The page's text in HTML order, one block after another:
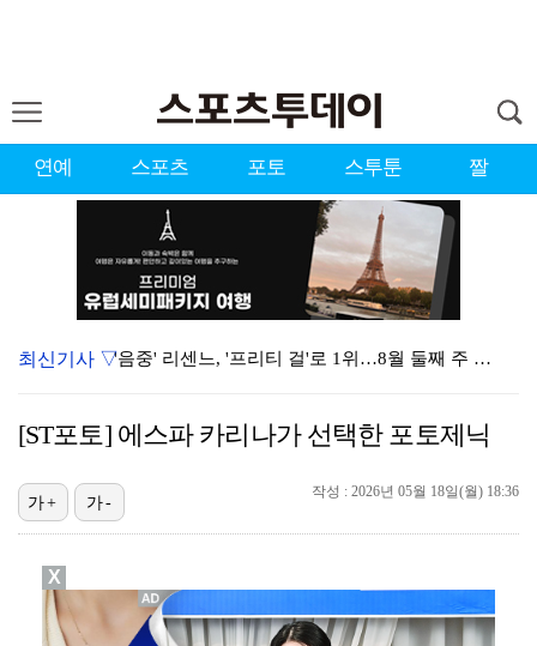
연예 스포츠 포토 스투툰 짤
'음중' 리센느, '프리티 걸'로 1위…8월 둘째 주 …
생애 첫 승 노리는 강채연·서어진·장은수, 제주삼다수 …
축구협회 성접대 파문에 더불어민주당 "타락한 뒷거래로 …
"황정민, '어우 섹시하네' 마음의 소리였다 시인해" …
최신기사 ▽
[ST포토] 에스파 카리나가 선택한 포토제닉
작성 : 2026년 05월 18일(월) 18:36
가+ 가-
X